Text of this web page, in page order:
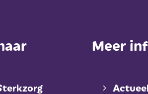
Meer
Actueel